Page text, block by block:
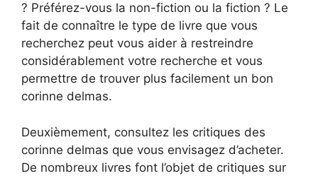
? Préférez-vous la non-fiction ou la fiction ? Le
fait de connaître le type de livre que vous
recherchez peut vous aider à restreindre
considérablement votre recherche et vous
permettre de trouver plus facilement un bon
corinne delmas.
Deuxièmement, consultez les critiques des
corinne delmas que vous envisagez d’acheter.
De nombreux livres font l’objet de critiques sur